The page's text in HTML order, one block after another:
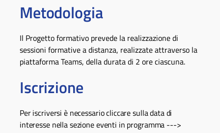
Metodologia
Il Progetto formativo prevede la realizzazione di
sessioni formative a distanza, realizzate attraverso la
piattaforma Teams, della durata di 2 ore ciascuna.
Iscrizione
Per iscriversi è necessario cliccare sulla data di
interesse nella sezione eventi in programma --->